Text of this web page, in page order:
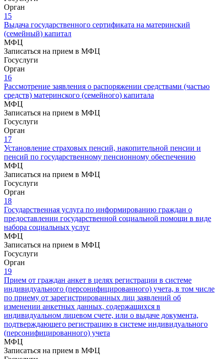
Орган
15
Выдача государственного сертификата на материнский
(семейный) капитал
МФЦ
Записаться на прием в МФЦ
Госуслуги
Орган
16
Рассмотрение заявления о распоряжении средствами (частью
средств) материнского (семейного) капитала
МФЦ
Записаться на прием в МФЦ
Госуслуги
Орган
17
Установление страховых пенсий, накопительной пенсии и
пенсий по государственному пенсионному обеспечению
МФЦ
Записаться на прием в МФЦ
Госуслуги
Орган
18
Государственная услуга по информированию граждан о
предоставлении государственной социальной помощи в виде
набора социальных услуг
МФЦ
Записаться на прием в МФЦ
Госуслуги
Орган
19
Прием от граждан анкет в целях регистрации в системе
индивидуального (персонифицированного) учета, в том числе
по приему от зарегистрированных лиц заявлений об
изменении анкетных данных, содержащихся в
индивидуальном лицевом счете, или о выдаче документа,
подтверждающего регистрацию в системе индивидуального
(персонифицированного) учета
МФЦ
Записаться на прием в МФЦ